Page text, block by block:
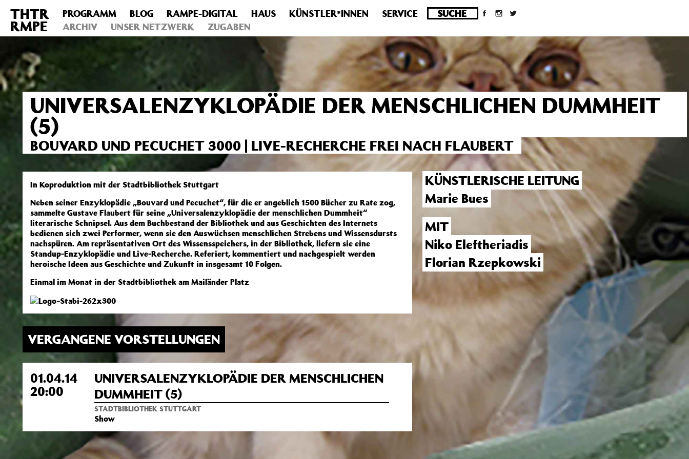
Deprecated : Die Funktion post_permalink ist seit Version 4.4.0 veraltet! Verwende stattdessen get_permalink(). in
/homepages/10/d43051023/htdocs/wordpress/wp-
includes/functions.phpon line6031
THTR
RMPE
PROGRAMM BLOG RAMPE-DIGITAL HAUS KÜNSTLER*INNEN
SERVICE
ARCHIV
UNSER NETZWERK ZUGABEN
UNIVERSALENZYKLOPÄDIE DER MENSCHLICHEN DUMMHEIT
(5)
BOUVARD UND PECUCHET 3000 | LIVE-RECHERCHE FREI NACH FLAUBERT
In Koproduktion mit der Stadtbibliothek Stuttgart
Neben seiner Enzyklopädie „Bouvard und Pecuchet“, für die er angeblich 1500 Bücher zu Rate zog,
sammelte Gustave Flaubert für seine „Universalenzyklopädie der menschlichen Dummheit“
literarische Schnipsel. Aus dem Buchbestand der Bibliothek und aus Geschichten des Internets
bedienen sich zwei Performer, wenn sie den Auswüchsen menschlichen Strebens und Wissensdursts
nachspüren. Am repräsentativen Ort des Wissensspeichers, in der Bibliothek, liefern sie eine
Standup-Enzyklopädie und Live-Recherche. Referiert, kommentiert und nachgespielt werden
heroische Ideen aus Geschichte und Zukunft in insgesamt 10 Folgen.
Einmal im Monat in der Stadtbibliothek am Mailänder Platz
VERGANGENE VORSTELLUNGEN
01.04.14
20:00
UNIVERSALENZYKLOPÄDIE DER MENSCHLICHEN
DUMMHEIT (5)
STADTBIBLIOTHEK STUTTGART
Show
KÜNSTLERISCHE LEITUNG
Marie Bues
MIT
Niko Eleftheriadis
Florian Rzepkowski